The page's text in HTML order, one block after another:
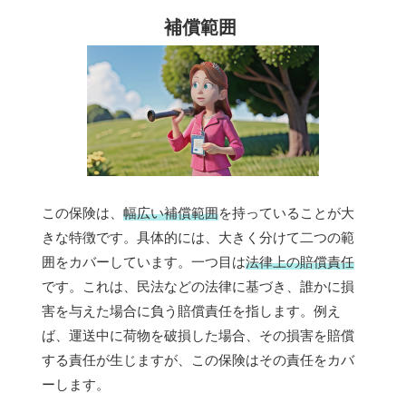
補償範囲
この保険は、 幅広い補償範囲を持っていることが大
きな特徴です。具体的には、大きく分けて二つの範
囲をカバーしています。一つ目は法律上の賠償責任
です。これは、民法などの法律に基づき、誰かに損
害を与えた場合に負う賠償責任を指します。例え
ば、運送中に荷物を破損した場合、その損害を賠償
する責任が生じますが、この保険はその責任をカバ
ーします。